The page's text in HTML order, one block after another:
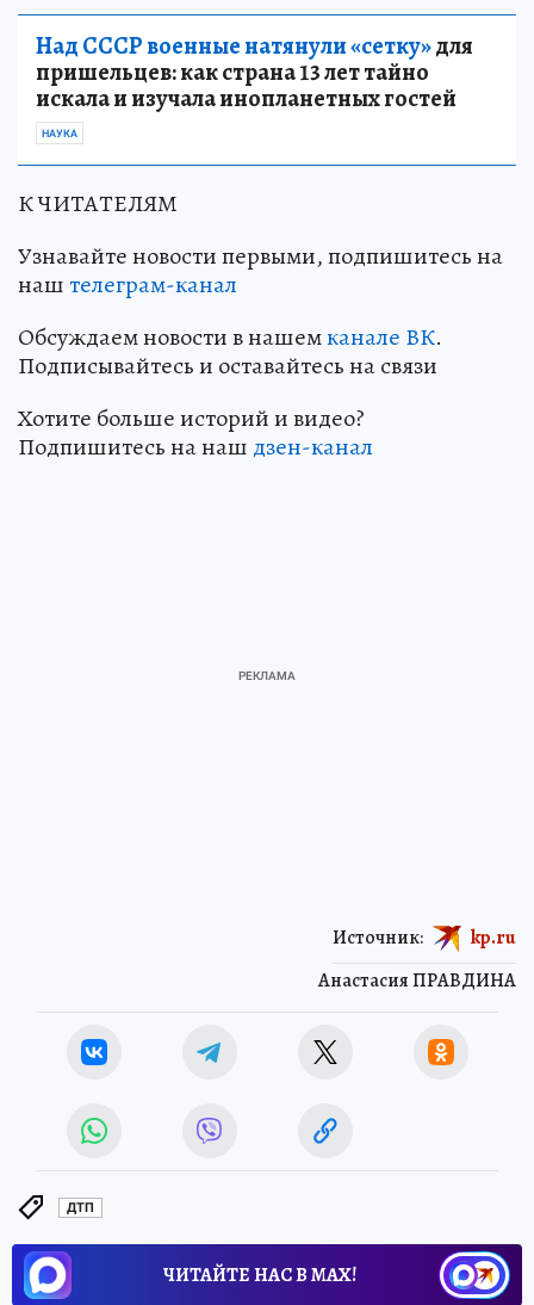
Над СССР военные натянули «сетку»для
пришельцев: как страна 13 лет тайно
искала и изучала инопланетных гостей
НАУКА
К ЧИТАТЕЛЯМ
Узнавайте новости первыми, подпишитесь на
наштелеграм-канал
Обсуждаем новости в нашемканале ВК.
Подписывайтесь и оставайтесь на связи
Хотите больше историй и видео?
Подпишитесь на наш дзен-канал
Анастасия ПРАВДИНА
Источник: kp.ru
ДТП
ЧИТАЙТЕ НАС В МАХ!